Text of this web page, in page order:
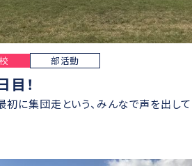
部活動
！
初に集団走という、みんなで声を出して